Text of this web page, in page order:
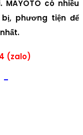
có nhiều
phương tiện để
(zalo)
–